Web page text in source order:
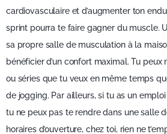
cardiovasculaire et d’augmenter ton
sprint pourra te faire gagner du muscle.
sa propre salle de musculation à la
bénéficier d’un confort maximal. Tu
ou séries que tu veux en même temps
de jogging. Par ailleurs, si tu as un
tu ne peux pas te rendre dans une salle
horaires d’ouverture, chez toi, rien ne